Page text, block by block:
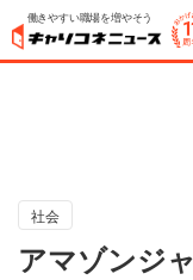
働きやすい職場を増やそう
社会
アマゾンジ